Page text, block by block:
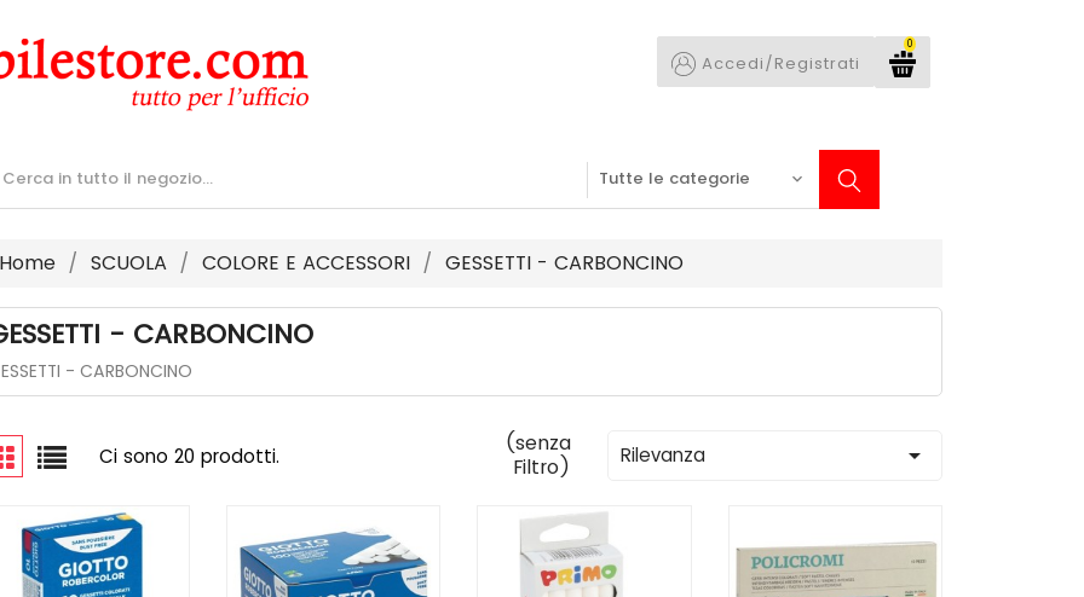
0
Accedi/Registrati
SCUOLA COLORE E ACCESSORI GESSETTI - CARBONCINO
- CARBONCINO
- CARBONCINO
Ci sono 20 prodotti.
(senza
Filtro)
Rilevanza 